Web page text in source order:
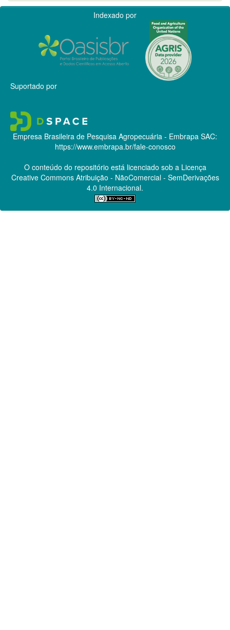
Indexado por
Suportado por
Empresa Brasileira de Pesquisa Agropecuária - Embrapa SAC:
https://www.embrapa.br/fale-conosco
O conteúdo do repositório está licenciado sob a Licença
Creative CommonsAtribuição - NãoComercial - SemDerivações
4.0 Internacional.